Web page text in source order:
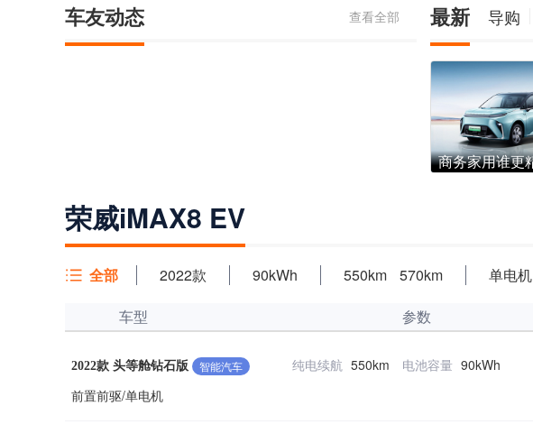
车友动态 查看全部 最新 导购
荣威iMAX8 EV
全部 2022款 90kWh 550km 570km
单电机
车型
参数
2022款 头等舱钻石版 智能汽车
前置前驱/单电机
纯电续航 550km 电池容量 90kWh